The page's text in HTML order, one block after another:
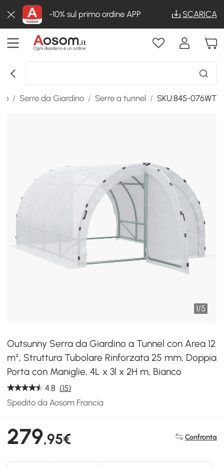
-10% sul primo ordine APP SCARICA
/ Serre da Giardino / Serre a tunnel / SKU:845-076WT
1/5
Outsunny Serra da Giardino a Tunnel con Area 12
m², Struttura Tubolare Rinforzata 25 mm, Doppia
Porta con Maniglie, 4L x 3l x 2H m, Bianco
4.8 (15)
Spedito da Aosom Francia
279,95€ Confronta